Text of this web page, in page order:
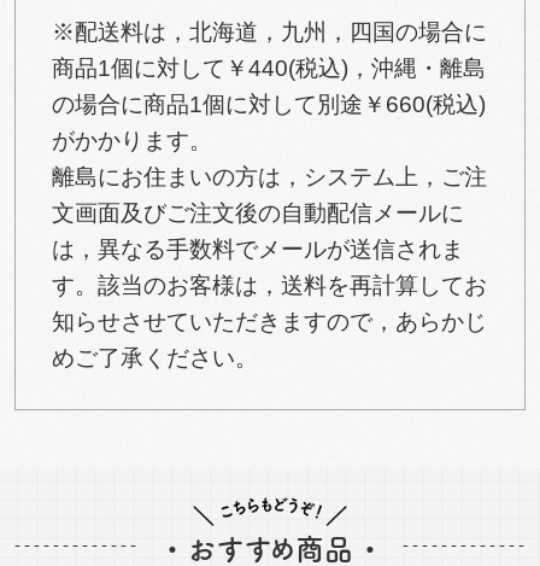
※配送料は，北海道，九州，四国の場合に
商品1個に対して￥440(税込)，沖縄・離島
の場合に商品1個に対して別途￥660(税込)
がかかります。
離島にお住まいの方は，システム上，ご注
文画面及びご注文後の自動配信メールに
は，異なる手数料でメールが送信されま
す。該当のお客様は，送料を再計算してお
知らせさせていただきますので，あらかじ
めご了承ください。
・ おすすめ商品 ・